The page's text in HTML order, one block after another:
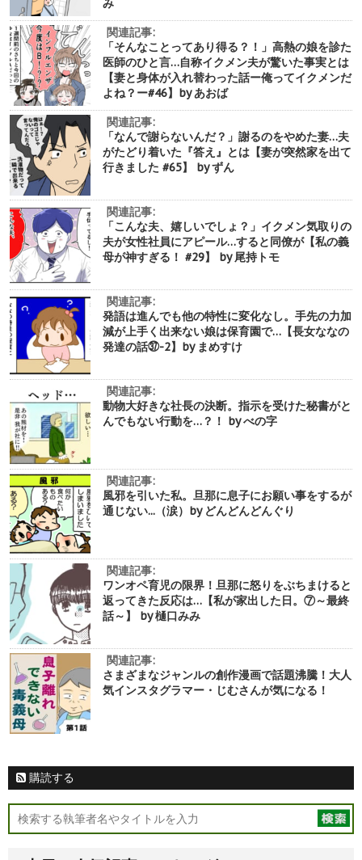
み
関連記事:
「そんなことってあり得る？！」高熱の娘を診た
医師のひと言…自称イクメン夫が驚いた事実とは
【妻と身体が入れ替わった話ー俺ってイクメンだ
よね？ー#46】by あおば
関連記事:
「なんで謝らないんだ？」謝るのをやめた妻…夫
がたどり着いた『答え』とは【妻が突然家を出て
行きました #65】 by ずん
関連記事:
「こんな夫、嬉しいでしょ？」イクメン気取りの
夫が女性社員にアピール…すると同僚が【私の義
母が神すぎる！ #29】 by 尾持トモ
関連記事:
発語は進んでも他の特性に変化なし。手先の力加
減が上手く出来ない娘は保育園で…【長女ななの
発達の話㊲-2】by まめすけ
関連記事:
動物大好きな社長の決断。指示を受けた秘書がと
んでもない行動を…？！ by べの字
関連記事:
風邪を引いた私。旦那に息子にお願い事をするが
通じない...（涙）by どんどんどんぐり
関連記事:
ワンオペ育児の限界！旦那に怒りをぶちまけると
返ってきた反応は…【私が家出した日。⑦～最終
話～】 by 樋口みみ
関連記事:
さまざまなジャンルの創作漫画で話題沸騰！大人
気インスタグラマー・じむさんが気になる！
購読する